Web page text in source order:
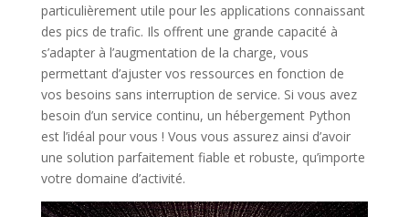
particulièrement utile pour les applications connaissant
des pics de trafic. Ils offrent une grande capacité à
s’adapter à l’augmentation de la charge, vous
permettant d’ajuster vos ressources en fonction de
vos besoins sans interruption de service. Si vous avez
besoin d’un service continu, un hébergement Python
est l’idéal pour vous ! Vous vous assurez ainsi d’avoir
une solution parfaitement fiable et robuste, qu’importe
votre domaine d’activité.